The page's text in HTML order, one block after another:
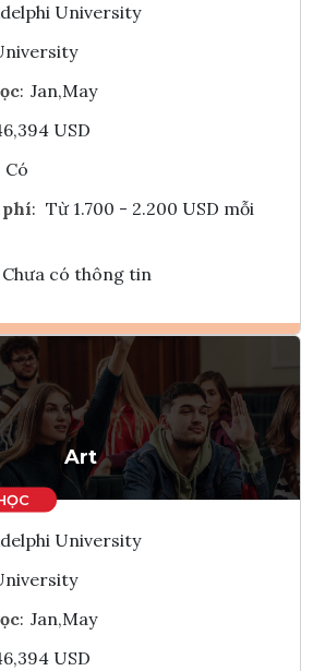
University
: Jan,May
USD
Có
: Từ 1.700 - 2.200 USD mỗi
Chưa có thông tin
Ghi danh
Tham vấn Interlink
Art
University
: Jan,May
USD